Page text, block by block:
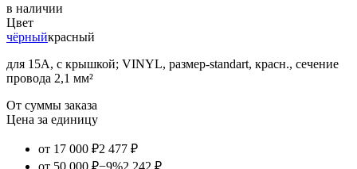
в наличии
Цвет
чёрныйкрасный
для 15А, с крышкой; VINYL, размер-standart, красн., сечение
провода 2,1 мм²
От суммы заказа
Цена за единицу
от 17 000 ₽2 477 ₽
от 50 000 ₽−9%2 242 ₽